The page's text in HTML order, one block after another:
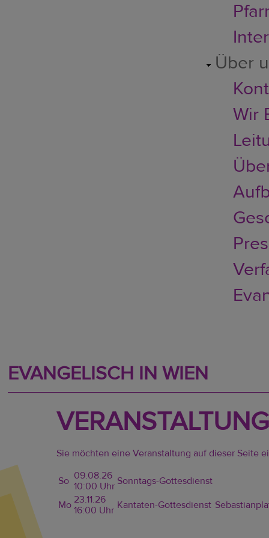
Über
Wir
EVANGELISCH IN WIEN
Sie möchten eine Veranstaltung auf dieser Seite
So 09.08.26
10:00 Uhr Sonntags-Gottesdienst
Mo 23.11.26
16:00 Uhr Kantaten-Gottesdienst